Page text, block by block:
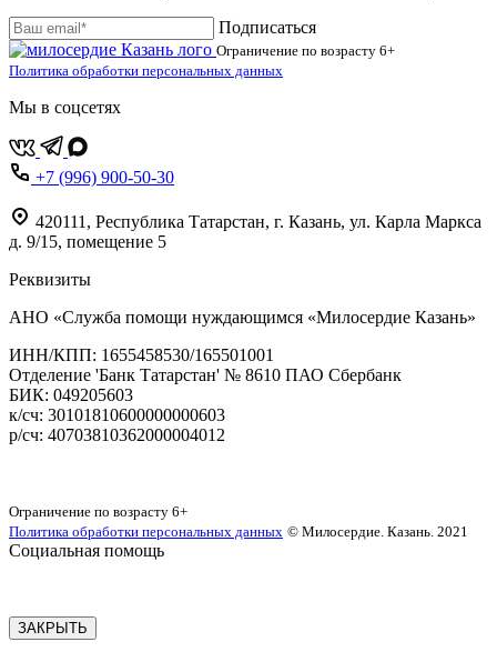
Подписаться
Ограничение по возрасту 6+
Политика обработки персональных данных
Мы в соцсетях
+7 (996) 900-50-30
420111 , Республика Татарстан, г. Казань, ул. Карла Маркса
д. 9/15, помещение 5
Реквизиты
АНО «Служба помощи нуждающимся «Милосердие Казань»
‌ИНН/КПП: 1655458530/165501001
Отделение 'Банк Татарстан' № 8610 ПАО Сбербанк
БИК: 049205603
‌к/сч: 30101810600000000603
р/сч: 40703810362000004012
Ограничение по возрасту 6+
Политика обработки персональных данных © Милосердие. Казань. 2021
Социальная помощь
ЗАКРЫТЬ